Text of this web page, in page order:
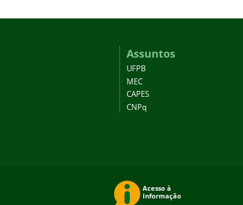
Assuntos
UFPB
MEC
CAPES
CNPq